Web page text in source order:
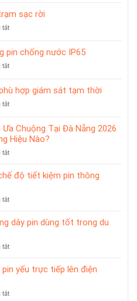
chuyên
vàng
camera
pin
giá
từ
tiện
sạc rời
tắtở
6
camera
có
sạc
pin chống nước IP65
tắtở
8
camera
dùng
chống
nước
IP65
hợp giám sát tạm thời
tắtở
5
camera
pin
phù
giám
thời
Chuộng Tại Đà Nẵng 2026
Hiệu Nào?
tắtở
Camera
Được
Chuộng
Đà
Chọn
Hiệu
độ tiết kiệm pin thông
tắtở
camera
chế
tiết
dây pin dùng tốt trong du
tắtở
6
camera
dây
yếu trực tiếp lên điện
tắtở